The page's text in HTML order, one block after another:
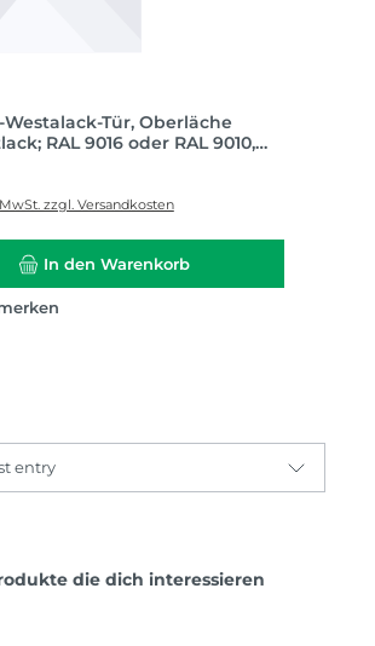
Westalack-Tür, Oberläche
RAL 9016 oder RAL 9010,
zzgl. Versandkosten
In den Warenkorb
entry
überspringen
die dich interessieren